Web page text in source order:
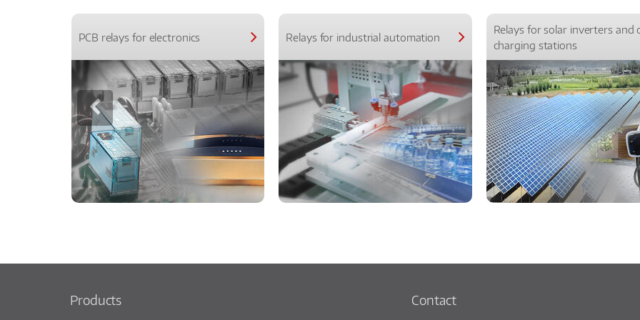
PCB relays for electronics Relays for industrial automation
Relays for solar inverters and
charging stations
Products Contact